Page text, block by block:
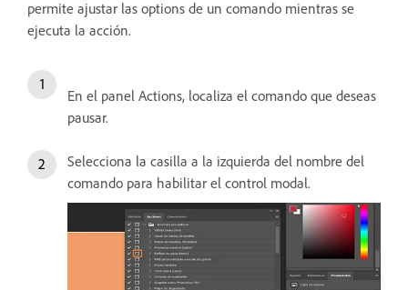
permite ajustar las options de un comando mientras se
ejecuta la acción.
En el panel Actions, localiza el comando que deseas
pausar.
Selecciona la casilla a la izquierda del nombre del
comando para habilitar el control modal.